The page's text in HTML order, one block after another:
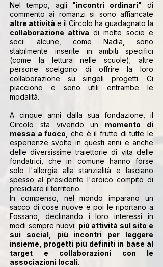
Nel tempo, agli "incontri ordinari" di
commento ai romanzi si sono affiancate
altre attività e il Circolo ha guadagnato la
collaborazione attiva di molte socie e
soci: alcune, come Nadia, sono
stabilmente inserite in ambiti specifici
(come la lettura nelle scuole); altre
persone scelgono di offrire la loro
collaborazione su singoli progetti. Ci
piacciono e sono utili entrambe le
modalità.
A cinque anni dalla sua fondazione, il
Circolo sta vivendo un momento di
messa a fuoco , che è il frutto di tutte le
esperienze svolte in questi anni e anche
delle diversissime traiettorie di vita delle
fondatrici, che in comune hanno forse
solo l'allergia alla stanzialità e lasciano
spesso al presidente l'eroico compito di
presidiare il territorio.
In compenso, nel mondo imparano un
sacco di cose nuove e poi le riportano a
Fossano, declinando i loro interessi in
modi sempre nuovi: più attività sul sito e
sui social, più incontri per leggere
insieme, progetti più definiti in base al
target e collaborazioni con le
associazioni locali.